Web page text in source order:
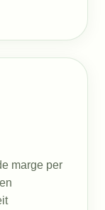
marge per